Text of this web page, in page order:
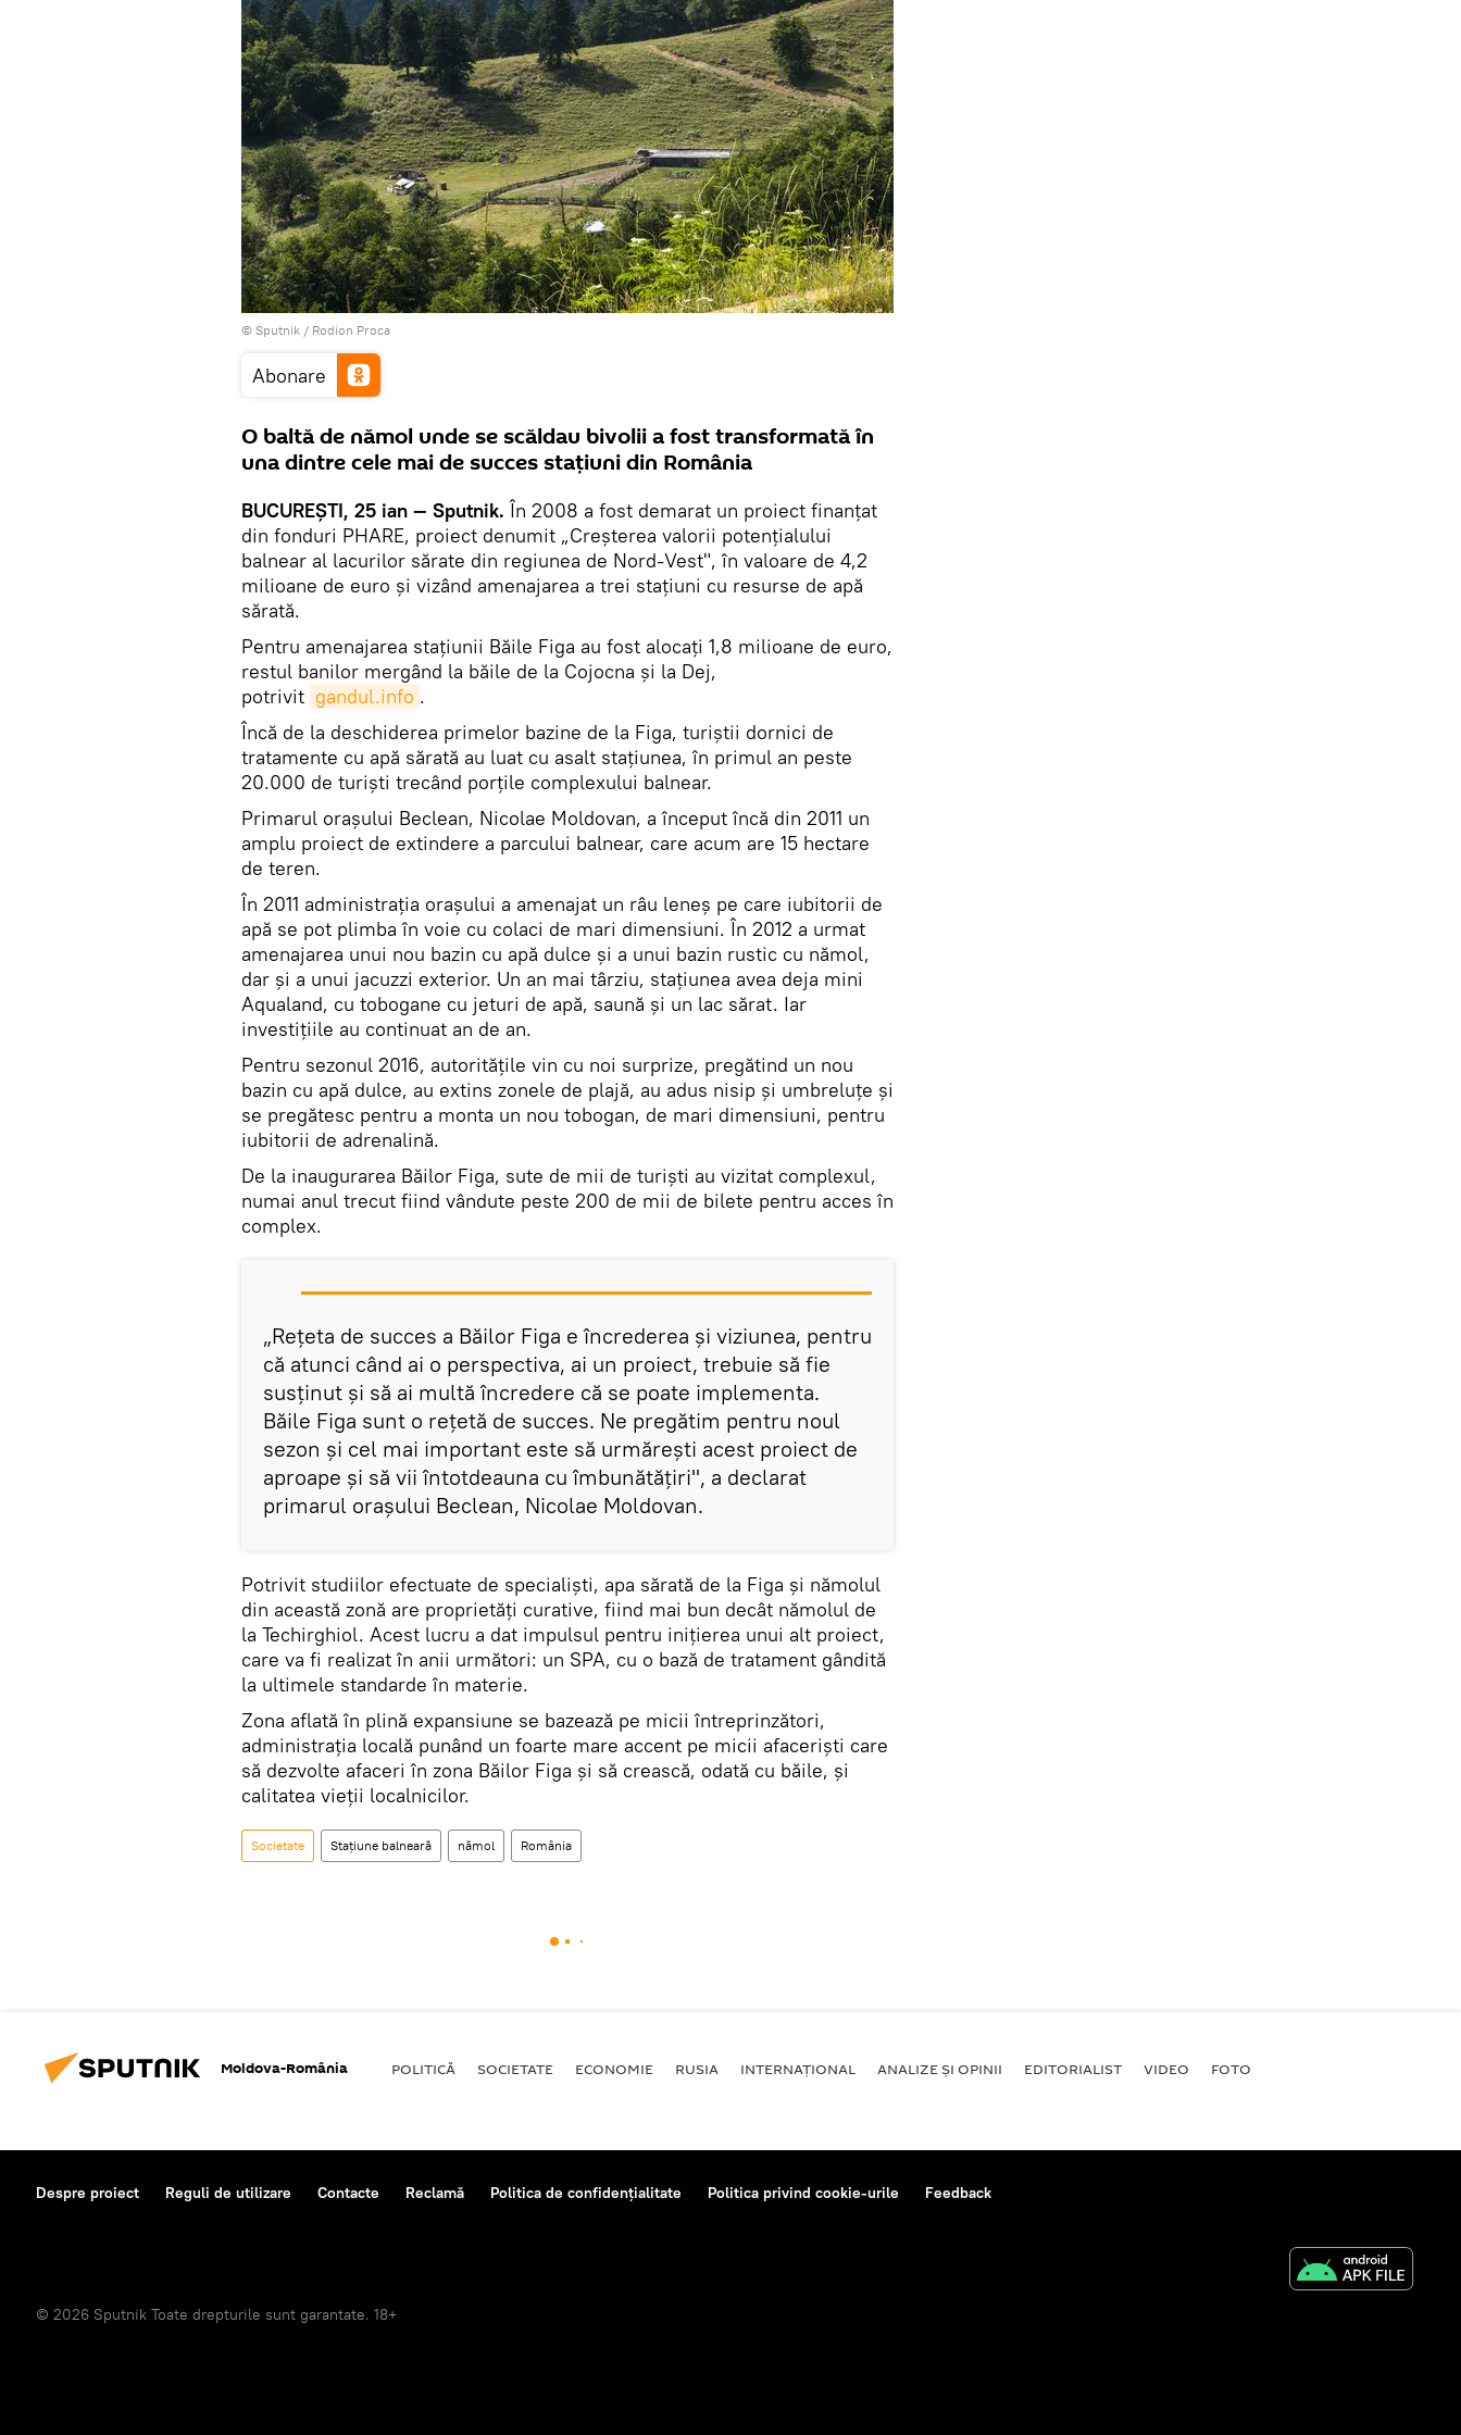
© Sputnik / Rodion Proca
Abonare
O baltă de nămol unde se scăldau bivolii a fost transformată în
una dintre cele mai de succes staţiuni din România
BUCUREŞTI, 25 ian — Sputnik. În 2008 a fost demarat un proiect finanţat
din fonduri PHARE, proiect denumit „Creşterea valorii potenţialului
balnear al lacurilor sărate din regiunea de Nord-Vest", în valoare de 4,2
milioane de euro şi vizând amenajarea a trei staţiuni cu resurse de apă
sărată.
Pentru amenajarea staţiunii Băile Figa au fost alocaţi 1,8 milioane de euro,
restul banilor mergând la băile de la Cojocna şi la Dej,
potrivit gandul.info .
Încă de la deschiderea primelor bazine de la Figa, turiştii dornici de
tratamente cu apă sărată au luat cu asalt staţiunea, în primul an peste
20.000 de turişti trecând porţile complexului balnear.
Primarul oraşului Beclean, Nicolae Moldovan, a început încă din 2011 un
amplu proiect de extindere a parcului balnear, care acum are 15 hectare
de teren.
În 2011 administraţia oraşului a amenajat un râu leneş pe care iubitorii de
apă se pot plimba în voie cu colaci de mari dimensiuni. În 2012 a urmat
amenajarea unui nou bazin cu apă dulce şi a unui bazin rustic cu nămol,
dar şi a unui jacuzzi exterior. Un an mai târziu, staţiunea avea deja mini
Aqualand, cu tobogane cu jeturi de apă, saună şi un lac sărat. Iar
investiţiile au continuat an de an.
Pentru sezonul 2016, autorităţile vin cu noi surprize, pregătind un nou
bazin cu apă dulce, au extins zonele de plajă, au adus nisip şi umbreluţe şi
se pregătesc pentru a monta un nou tobogan, de mari dimensiuni, pentru
iubitorii de adrenalină.
De la inaugurarea Băilor Figa, sute de mii de turişti au vizitat complexul,
numai anul trecut fiind vândute peste 200 de mii de bilete pentru acces în
complex.
„Reţeta de succes a Băilor Figa e încrederea şi viziunea, pentru
că atunci când ai o perspectiva, ai un proiect, trebuie să fie
susţinut şi să ai multă încredere că se poate implementa.
Băile Figa sunt o reţetă de succes. Ne pregătim pentru noul
sezon şi cel mai important este să urmăreşti acest proiect de
aproape şi să vii întotdeauna cu îmbunătăţiri", a declarat
primarul oraşului Beclean, Nicolae Moldovan.
Potrivit studiilor efectuate de specialişti, apa sărată de la Figa şi nămolul
din această zonă are proprietăţi curative, fiind mai bun decât nămolul de
la Techirghiol. Acest lucru a dat impulsul pentru iniţierea unui alt proiect,
care va fi realizat în anii următori: un SPA, cu o bază de tratament gândită
la ultimele standarde în materie.
Zona aflată în plină expansiune se bazează pe micii întreprinzători,
administraţia locală punând un foarte mare accent pe micii afacerişti care
să dezvolte afaceri în zona Băilor Figa şi să crească, odată cu băile, şi
calitatea vieţii localnicilor.
Societate Stațiune balneară nămol România
Moldova-România POLITICĂ SOCIETATE ECONOMIE RUSIA INTERNAŢIONAL ANALIZE ȘI OPINII EDITORIALIST VIDEO FOTO
Despre proiect Reguli de utilizare Contacte Reclamă Politica de confidențialitate Politica privind cookie-urile Feedback
© 2026 Sputnik Toate drepturile sunt garantate. 18+